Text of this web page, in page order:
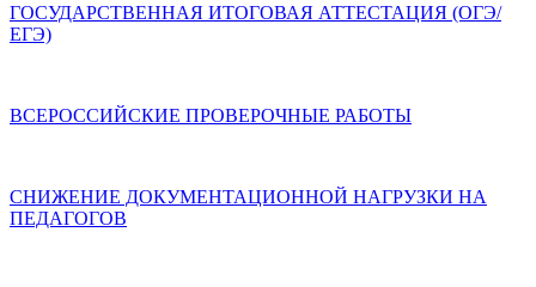
ГОСУДАРСТВЕННАЯ ИТОГОВАЯ АТТЕСТАЦИЯ (ОГЭ/
ЕГЭ)
ВСЕРОССИЙСКИЕ ПРОВЕРОЧНЫЕ РАБОТЫ
СНИЖЕНИЕ ДОКУМЕНТАЦИОННОЙ НАГРУЗКИ НА
ПЕДАГОГОВ